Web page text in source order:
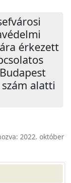
érkezett
alatti
2022. október